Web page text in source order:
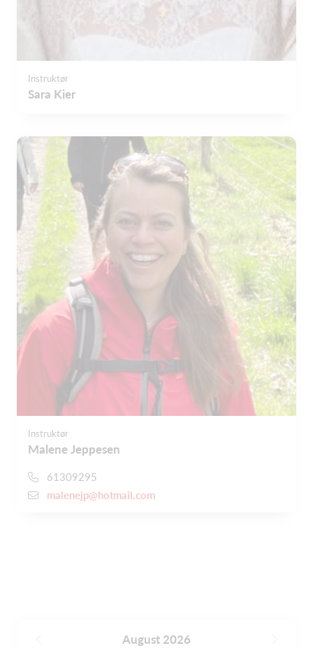
Instruktør
Sara Kier
Instruktør
Malene Jeppesen
61309295
malenejp@hotmail.com
August 2026